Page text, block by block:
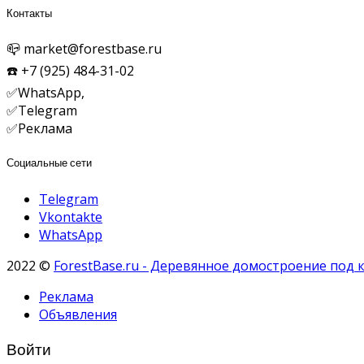
Контакты
📪 market@forestbase.ru
☎️ +7 (925) 484-31-02
✅WhatsApp,
✅Telegram
✅Реклама
Социальные сети
Telegram
Vkontakte
WhatsApp
2022 © ForestBase.ru - Деревянное домостроение под
Реклама
Объявления
Войти